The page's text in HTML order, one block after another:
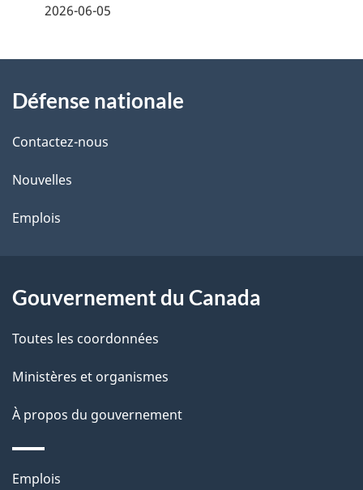
i
l
s
d
l
p
a
g
e
2026-06-05
propos
de
ce
site
Défense nationale
Contactez-nous
Nouvelles
Emplois
Gouvernement du Canada
Toutes les coordonnées
Ministères et organismes
À propos du gouvernement
Thèmes
Emplois